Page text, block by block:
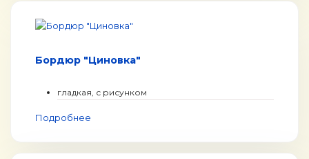
Бордюр "Циновка"
гладкая, с рисунком
Подробнее